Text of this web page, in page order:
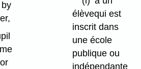
élèvequi est
inscrit dans
une école
publique ou
indépendante